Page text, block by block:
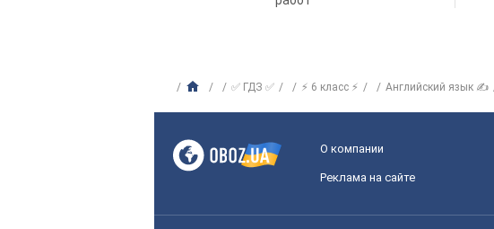
✅ ГДЗ ✅ ⚡ 6 класс ⚡ Английский язык ✍
О компании
Реклама на сайте